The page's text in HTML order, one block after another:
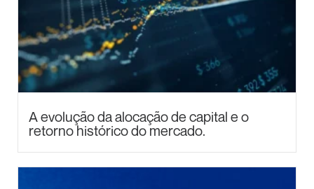
A evolução da alocação de capital e o
retorno histórico do mercado.